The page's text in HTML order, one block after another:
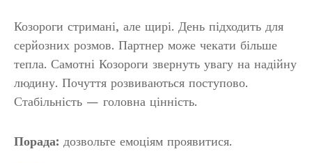
Козороги стримані, але щирі. День підходить для
серйозних розмов. Партнер може чекати більше
тепла. Самотні Козороги звернуть увагу на надійну
людину. Почуття розвиваються поступово.
Стабільність — головна цінність.
Порада: дозвольте емоціям проявитися.